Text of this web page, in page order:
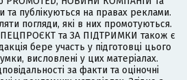
публікуються на правах реклами.
погляди, які в них промотуються.
та ЗА ПІДТРИМКИ також є
бере участь у підготовці цього
висловлені у цих матеріалах.
за факти та оціночні